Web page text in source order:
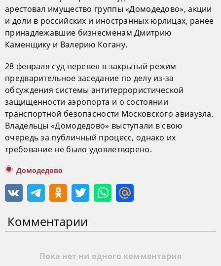
арестовал имущество группы «Домодедово», акции
и доли в российских и иностранных юрлицах, ранее
принадлежавшие бизнесменам Дмитрию
Каменщику и Валерию Когану.
28 февраля суд перевел в закрытый режим
предварительное заседание по делу из-за
обсуждения системы антитеррористической
защищенности аэропорта и о состоянии
транспортной безопасности Московского авиаузла.
Владельцы «Домодедово» выступали в свою
очередь за публичный процесс, однако их
требование не было удовлетворено.
Домодедово
Комментарии
Пока нет ни одного комментария